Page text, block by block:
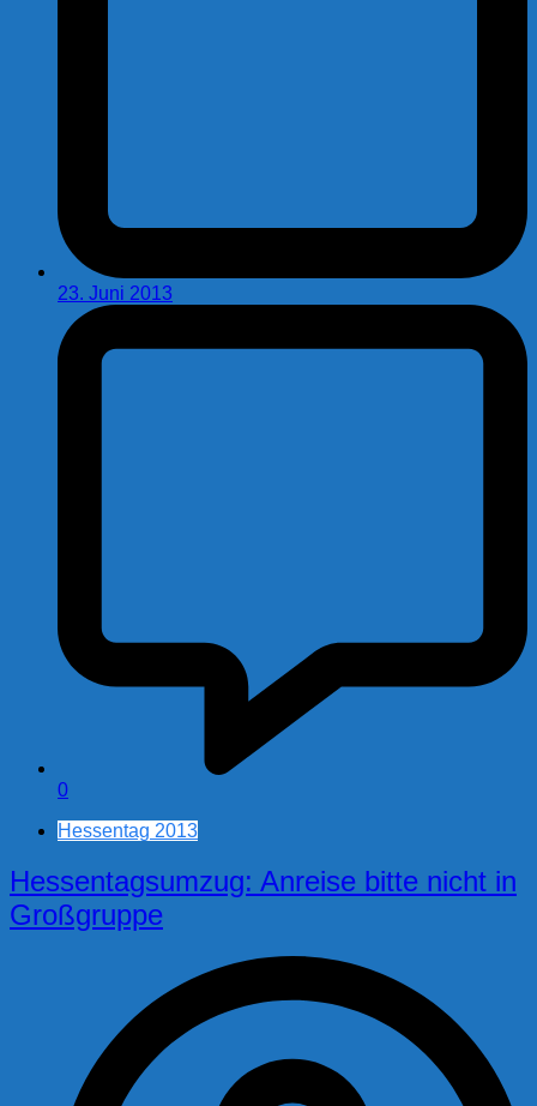
23. Juni 2013
0
Hessentag 2013
Hessentagsumzug: Anreise bitte nicht in
Großgruppe